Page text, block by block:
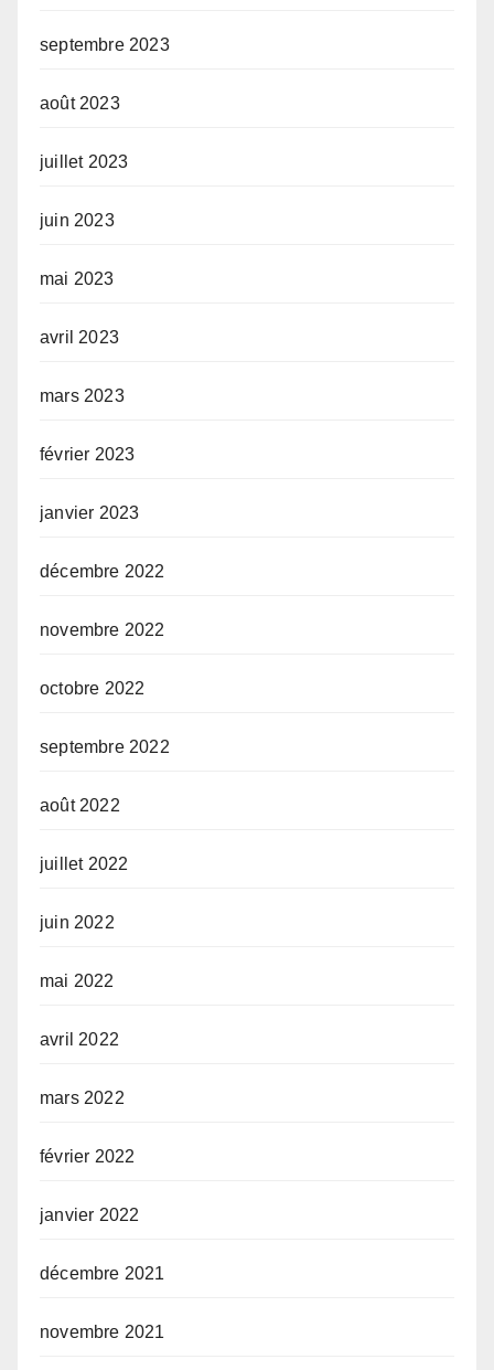
septembre 2023
août 2023
juillet 2023
juin 2023
mai 2023
avril 2023
mars 2023
février 2023
janvier 2023
décembre 2022
novembre 2022
octobre 2022
septembre 2022
août 2022
juillet 2022
juin 2022
mai 2022
avril 2022
mars 2022
février 2022
janvier 2022
décembre 2021
novembre 2021